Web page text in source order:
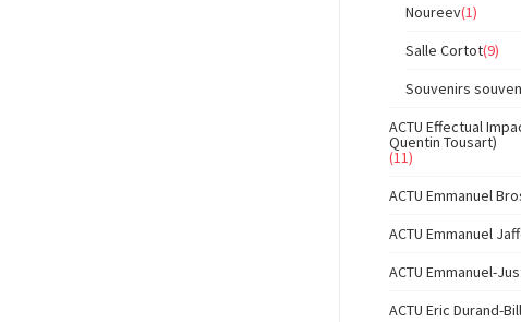
Noureev(1)
Salle Cortot(9)
Souvenirs
ACTU Effectual
Quentin Tousart)
(11)
ACTU Emmanuel
ACTU Emmanuel
ACTU Emmanuel-
ACTU Eric Durand-